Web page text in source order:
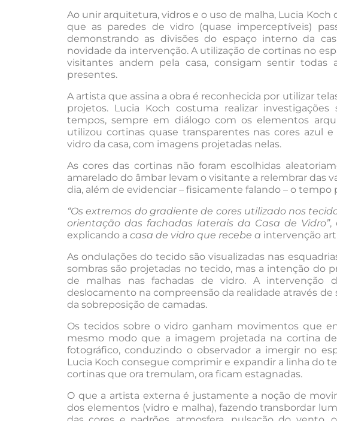
Ao unir arquitetura, vidros e o uso de malha, Lucia
que as paredes de vidro (quase imperceptíveis)
demonstrando as divisões do espaço interno da
novidade da intervenção. A utilização de cortinas no
visitantes andem pela casa, consigam sentir todas
presentes.
A artista que assina a obra é reconhecida por utilizar
projetos. Lucia Koch costuma realizar
tempos, sempre em diálogo com os elementos
utilizou cortinas quase transparentes nas cores azul
vidro da casa, com imagens projetadas nelas.
As cores das cortinas não foram escolhidas
amarelado do âmbar levam o visitante a relembrar das
dia, além de evidenciar – fisicamente falando – o
“Os extremos do gradiente de cores utilizado nos
orientação das fachadas laterais da Casa de Vidro”,
explicando a casa de vidro que recebe a intervenção
As ondulações do tecido são visualizadas nas
sombras são projetadas no tecido, mas a intenção do
de malhas nas fachadas de vidro. A intervenção
deslocamento na compreensão da realidade através de
da sobreposição de camadas.
Os tecidos sobre o vidro ganham movimentos que
mesmo modo que a imagem projetada na cortina
fotográfico, conduzindo o observador a imergir no
Lucia Koch consegue comprimir e expandir a linha do
cortinas que ora tremulam, ora ficam estagnadas.
O que a artista externa é justamente a noção de
dos elementos (vidro e malha), fazendo transbordar